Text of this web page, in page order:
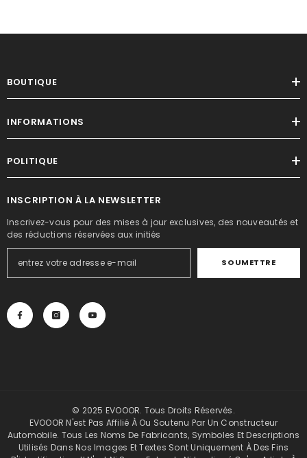
BOUTIQUE
INFORMATIONS
POLITIQUE
INSCRIPTION À LA NEWSLETTER
Inscrivez-vous pour des mises à jour exclusives, des nouveautés et
des réductions réservées aux initiés
SOUMETTRE
© 2025 EVOOOR. Tous Droits Réservés.
EVOOOR N'est Pas Affilié À Ou Soutenu Par Un Constructeur
Automobile. Tous Les Noms De Fabricants, Symboles Et Descriptions
Utilisés Dans Nos Images Et Textes Sont Uniquement À Des Fins